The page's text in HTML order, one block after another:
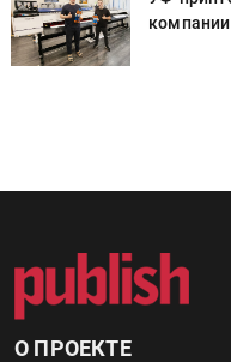
О ПРОЕКТЕ